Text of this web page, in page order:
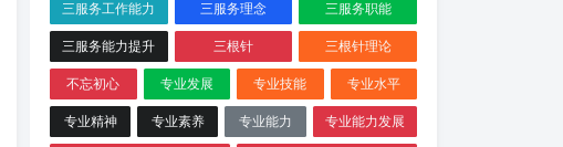
三服务工作能力
三服务理念
三服务职能
三服务能力提升
三根针
三根针理论
不忘初心
专业发展 专业技能
专业水平
专业精神
专业素养 专业能力
专业能力发展